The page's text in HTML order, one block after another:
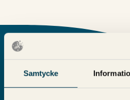
Samtycke
Tre myter om
Michael Wahlgren